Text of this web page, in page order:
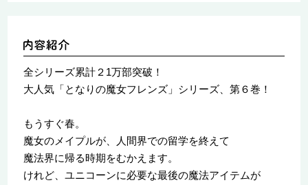
全シリーズ累計２1万部突破！
大人気「となりの魔女フレンズ」シリーズ、第６巻！
もうすぐ春。
魔女のメイプルが、人間界での留学を終えて
魔法界に帰る時期をむかえます。
けれど、ユニコーンに必要な最後の魔法アイテムが